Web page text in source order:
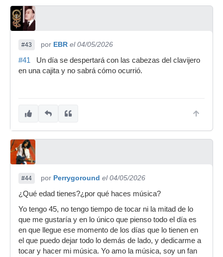
#43 por EBR el 04/05/2026
#41 Un día se despertará con las cabezas del clavijero
en una cajita y no sabrá cómo ocurrió.
#44 por Perrygoround el 04/05/2026
¿Qué edad tienes?¿por qué haces música?
Yo tengo 45, no tengo tiempo de tocar ni la mitad de lo
que me gustaría y en lo único que pienso todo el día es
en que llegue ese momento de los días que lo tienen en
el que puedo dejar todo lo demás de lado, y dedicarme a
tocar y hacer mi música. Yo amo la música, soy un fan